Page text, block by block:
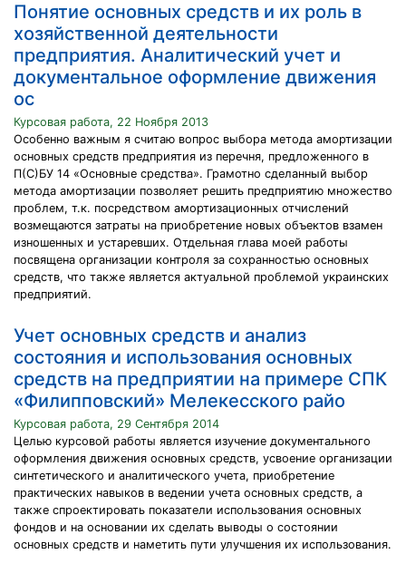
Понятие основных средств и их роль в
хозяйственной деятельности
предприятия. Аналитический учет и
документальное оформление движения
ос
Курсовая работа, 22 Ноября 2013
Особенно важным я считаю вопрос выбора метода амортизации
основных средств предприятия из перечня, предложенного в
П(С)БУ 14 «Основные средства». Грамотно сделанный выбор
метода амортизации позволяет решить предприятию множество
проблем, т.к. посредством амортизационных отчислений
возмещаются затраты на приобретение новых объектов взамен
изношенных и устаревших. Отдельная глава моей работы
посвящена организации контроля за сохранностью основных
средств, что также является актуальной проблемой украинских
предприятий.
Учет основных средств и анализ
состояния и использования основных
средств на предприятии на примере СПК
«Филипповский» Мелекесского райо
Курсовая работа, 29 Сентября 2014
Целью курсовой работы является изучение документального
оформления движения основных средств, усвоение организации
синтетического и аналитического учета, приобретение
практических навыков в ведении учета основных средств, а
также спроектировать показатели использования основных
фондов и на основании их сделать выводы о состоянии
основных средств и наметить пути улучшения их использования.